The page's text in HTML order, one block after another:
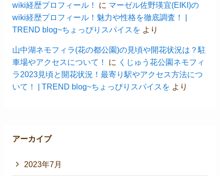
wiki経歴プロフィール！
に マーゼル佐野瑛宜(EIKI)の
wiki経歴プロフィール！魅力や性格を徹底調査！ |
TREND blog~ちょっぴりスパイスを より
山中湖ネモフィラ(花の都公園)の見頃や開花状況は？駐
車場やアクセスについて！
に くじゅう花公園ネモフィ
ラ2023見頃と開花状況！最寄り駅やアクセス方法につ
いて！ | TREND blog~ちょっぴりスパイスを より
アーカイブ
2023年7月